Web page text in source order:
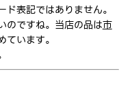
ド表記ではありません。
のですね。当店の品は市
ています。